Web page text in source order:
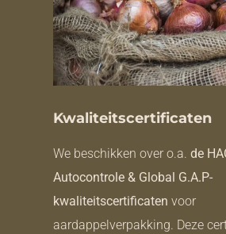
Kwaliteitscertificaten
We beschikken over o.a. de
Autocontrole & Global G.A.P-
kwaliteitscertificaten voor
aardappelverpakking. Deze